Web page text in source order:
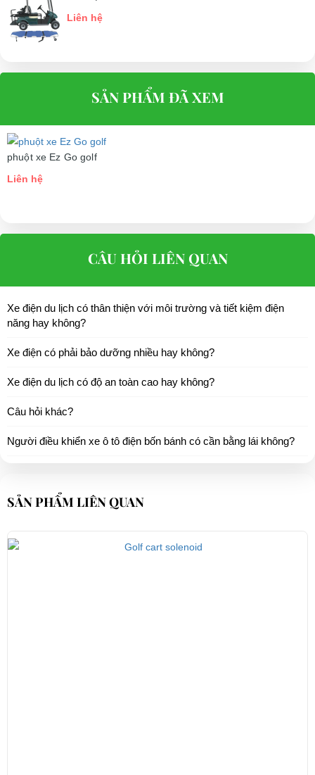
Liên hệ
SẢN PHẨM ĐÃ XEM
phuột xe Ez Go golf
Liên hệ
CÂU HỎI LIÊN QUAN
Xe điện du lịch có thân thiện với môi trường và tiết kiệm điện
năng hay không?
Xe điện có phải bảo dưỡng nhiều hay không?
Xe điện du lịch có độ an toàn cao hay không?
Câu hỏi khác?
Người điều khiển xe ô tô điện bốn bánh có cần bằng lái không?
SẢN PHẨM LIÊN QUAN